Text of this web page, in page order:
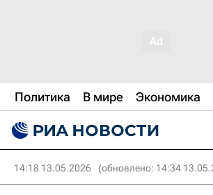
Политика В мире Экономика
14:18 13.05.2026 (обновлено: 14:34